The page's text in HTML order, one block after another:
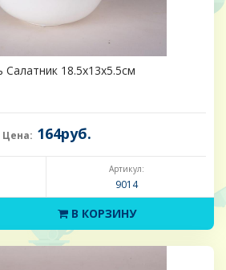
Салатник 18.5х13х5.5см
Цена: 164руб.
Артикул:
9014
В КОРЗИНУ